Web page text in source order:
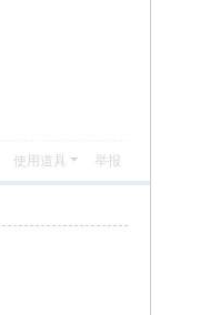
使用道具 举报